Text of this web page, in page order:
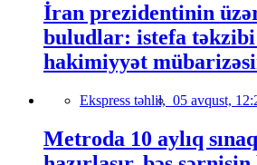
İran prezidentinin
buludlar: istefa təkzibi
hakimiyyət
Ekspress təhlil, 05 avqust,
Metroda 10 aylıq